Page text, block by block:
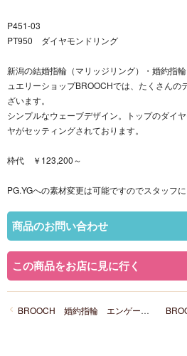
P451-03
PT950 ダイヤモンドリング
新潟の結婚指輪（マリッジリング）・婚約指
ュエリーショップBROOCHでは、たくさん
ざいます。
シンプルなウェーブデザイン。トップのダイ
ヤがセッティングされております。
枠代 ￥123,200～
PG.YGへの素材変更は可能ですのでスタッフに
商品のお問い合わせ
この商品をお店に見に行く
BROOCH 婚約指輪 エンゲージリング かわいい シンプル両サイドメレ